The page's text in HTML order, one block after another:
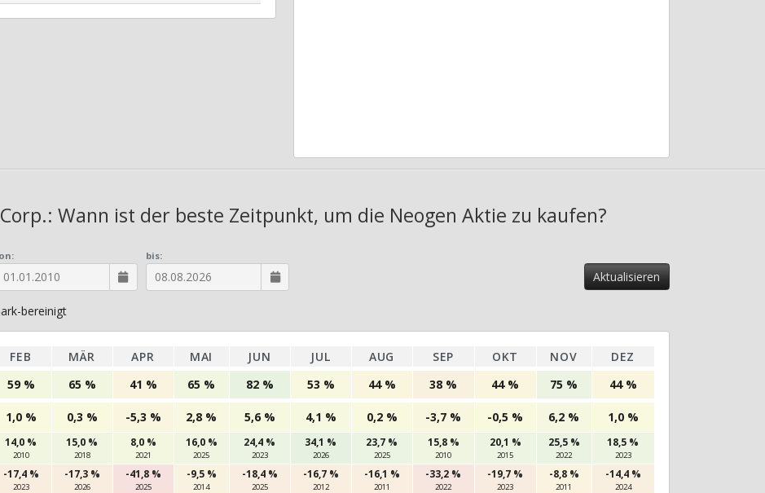
Wann ist der beste Zeitpunkt, um die Neogen Aktie zu kaufen?
bis:
bereinigt
FEB MÄR APR MAI JUN JUL AUG SEP OKT NOV DEZ
59 % 65 % 41 % 65 % 82 % 53 % 44 % 38 % 44 % 75 % 44 %
1,0 % 0,3 % -5,3 % 2,8 % 5,6 % 4,1 % 0,2 % -3,7 % -0,5 % 6,2 % 1,0 %
14,0 %
2010
15,0 %
2018
8,0 %
2021
16,0 %
2025
24,4 %
2023
34,1 %
2026
23,7 %
2025
15,8 %
2010
20,1 %
2015
25,5 %
2022
18,5 %
2023
-17,4 %
2023
-17,3 %
2026
-41,8 %
2025
-9,5 %
2014
-18,4 %
2025
-16,7 %
2012
-16,1 %
2011
-33,2 %
2022
-19,7 %
2023
-8,8 %
2011
-14,4 %
2024